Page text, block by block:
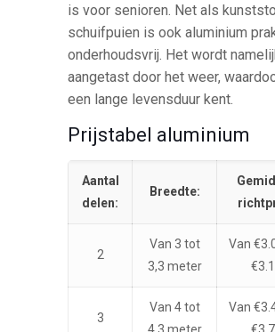
is voor senioren. Net als
schuifpuien is ook aluminium
onderhoudsvrij. Het wordt
aangetast door het weer,
een lange levensduur kent.
Prijstabel aluminium
Aantal
delen:
Breedte:
2
Van 3 tot
3,3 meter
Van
3
Van 4 tot
Van